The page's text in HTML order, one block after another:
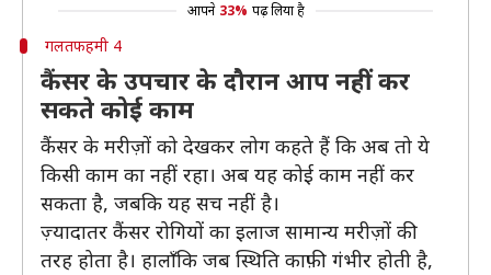
आपने 33% पढ़ लिया है
गलतफहमी 4
कैंसर के उपचार के दौरान आप नहीं कर
सकते कोई काम
कैंसर के मरीज़ों को देखकर लोग कहते हैं कि अब तो ये
किसी काम का नहीं रहा। अब यह कोई काम नहीं कर
सकता है, जबकि यह सच नहीं है।
ज़्यादातर कैंसर रोगियों का इलाज सामान्य मरीज़ों की
तरह होता है। हालाँकि जब स्थिति काफ़ी गंभीर होती है,